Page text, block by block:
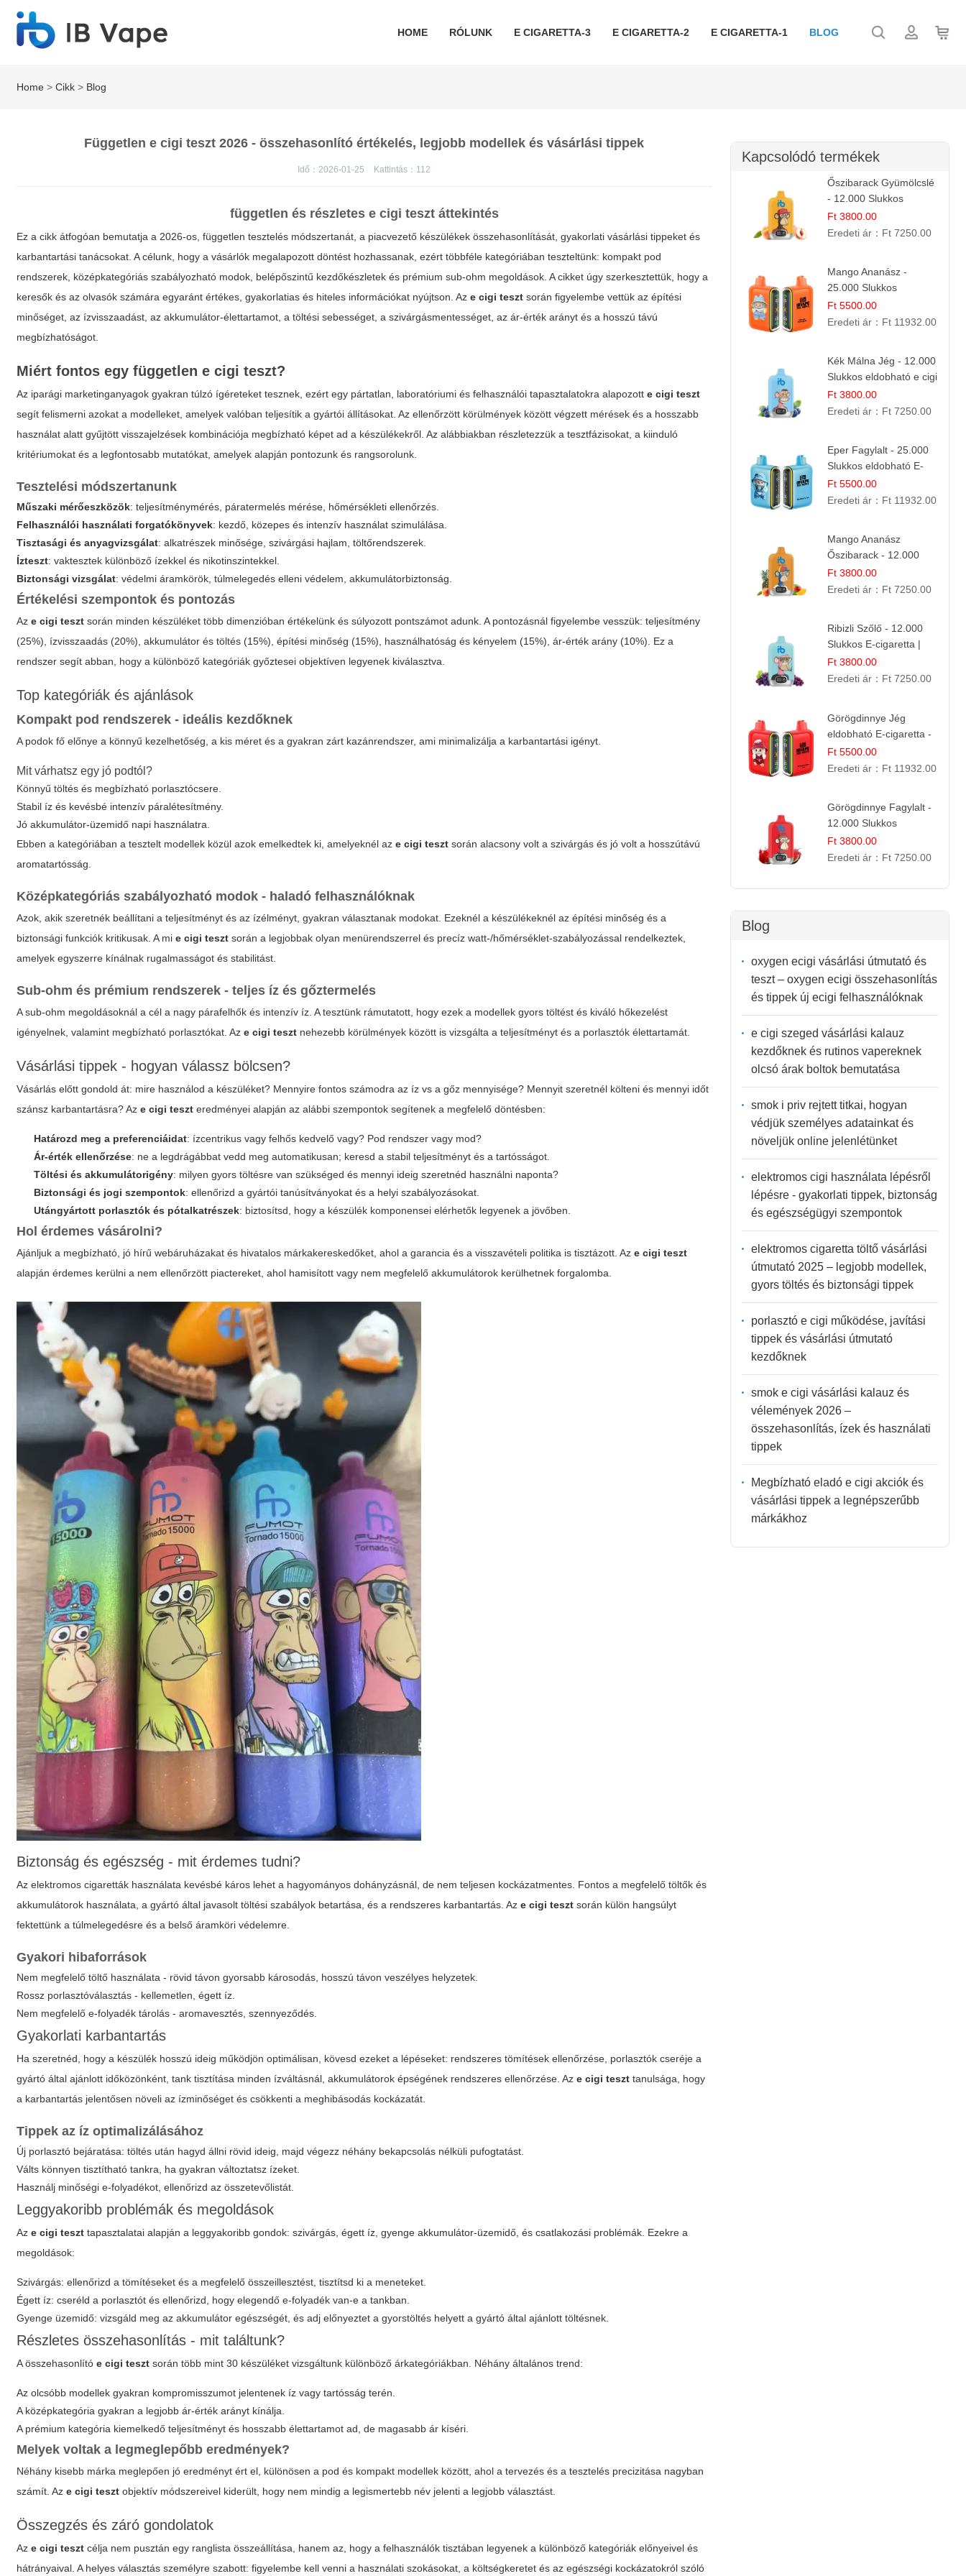
HOME RÓLUNK E CIGARETTA-3 E CIGARETTA-2 E CIGARETTA-1 BLOG
Home >Cikk > Blog
Független e cigi teszt 2026 - összehasonlító értékelés, legjobb modellek és vásárlási tippek
Idő：2026-01-25 Kattintás： 112
független és részletes e cigi tesztáttekintés
Ez a cikk átfogóan bemutatja a 2026-os, független tesztelés módszertanát, a piacvezető készülékek összehasonlítását, gyakorlati vásárlási tippeket és
karbantartási tanácsokat. A célunk, hogy a vásárlók megalapozott döntést hozhassanak, ezért többféle kategóriában teszteltünk: kompakt pod
rendszerek, középkategóriás szabályozható modok, belépőszintű kezdőkészletek és prémium sub-ohm megoldások. A cikket úgy szerkesztettük, hogy a
keresők és az olvasók számára egyaránt értékes, gyakorlatias és hiteles információkat nyújtson. Aze cigi teszt során figyelembe vettük az építési
minőséget, az ízvisszaadást, az akkumulátor-élettartamot, a töltési sebességet, a szivárgásmentességet, az ár-érték arányt és a hosszú távú
megbízhatóságot.
Miért fontos egy függetlene cigi teszt?
Az iparági marketinganyagok gyakran túlzó ígéreteket tesznek, ezért egy pártatlan, laboratóriumi és felhasználói tapasztalatokra alapozotte cigi teszt
segít felismerni azokat a modelleket, amelyek valóban teljesítik a gyártói állításokat. Az ellenőrzött körülmények között végzett mérések és a hosszabb
használat alatt gyűjtött visszajelzések kombinációja megbízható képet ad a készülékekről. Az alábbiakban részletezzük a tesztfázisokat, a kiinduló
kritériumokat és a legfontosabb mutatókat, amelyek alapján pontozunk és rangsorolunk.
Tesztelési módszertanunk
Műszaki mérőeszközök: teljesítménymérés, páratermelés mérése, hőmérsékleti ellenőrzés.
Felhasználói használati forgatókönyvek: kezdő, közepes és intenzív használat szimulálása.
Tisztasági és anyagvizsgálat: alkatrészek minősége, szivárgási hajlam, töltőrendszerek.
Ízteszt: vaktesztek különböző ízekkel és nikotinszintekkel.
Biztonsági vizsgálat: védelmi áramkörök, túlmelegedés elleni védelem, akkumulátorbiztonság.
Értékelési szempontok és pontozás
Aze cigi teszt során minden készüléket több dimenzióban értékelünk és súlyozott pontszámot adunk. A pontozásnál figyelembe vesszük: teljesítmény
(25%), ízvisszaadás (20%), akkumulátor és töltés (15%), építési minőség (15%), használhatóság és kényelem (15%), ár-érték arány (10%). Ez a
rendszer segít abban, hogy a különböző kategóriák győztesei objektíven legyenek kiválasztva.
Top kategóriák és ajánlások
Kompakt pod rendszerek - ideális kezdőknek
A podok fő előnye a könnyű kezelhetőség, a kis méret és a gyakran zárt kazánrendszer, ami minimalizálja a karbantartási igényt.
Mit várhatsz egy jó podtól?
Könnyű töltés és megbízható porlasztócsere.
Stabil íz és kevésbé intenzív páralétesítmény.
Jó akkumulátor-üzemidő napi használatra.
Ebben a kategóriában a tesztelt modellek közül azok emelkedtek ki, amelyeknél aze cigi teszt során alacsony volt a szivárgás és jó volt a hosszútávú
aromatartósság.
Középkategóriás szabályozható modok - haladó felhasználóknak
Azok, akik szeretnék beállítani a teljesítményt és az ízélményt, gyakran választanak modokat. Ezeknél a készülékeknél az építési minőség és a
biztonsági funkciók kritikusak. A mie cigi teszt során a legjobbak olyan menürendszerrel és precíz watt-/hőmérséklet-szabályozással rendelkeztek,
amelyek egyszerre kínálnak rugalmasságot és stabilitást.
Sub-ohm és prémium rendszerek - teljes íz és gőztermelés
A sub-ohm megoldásoknál a cél a nagy párafelhők és intenzív íz. A tesztünk rámutatott, hogy ezek a modellek gyors töltést és kiváló hőkezelést
igényelnek, valamint megbízható porlasztókat. Aze cigi teszt nehezebb körülmények között is vizsgálta a teljesítményt és a porlasztók élettartamát.
Vásárlási tippek - hogyan válassz bölcsen?
Vásárlás előtt gondold át: mire használod a készüléket? Mennyire fontos számodra az íz vs a gőz mennyisége? Mennyit szeretnél költeni és mennyi időt
szánsz karbantartásra? Aze cigi teszt eredményei alapján az alábbi szempontok segítenek a megfelelő döntésben:
Határozd meg a preferenciáidat: ízcentrikus vagy felhős kedvelő vagy? Pod rendszer vagy mod?
Ár-érték ellenőrzése: ne a legdrágábbat vedd meg automatikusan; keresd a stabil teljesítményt és a tartósságot.
Töltési és akkumulátorigény: milyen gyors töltésre van szükséged és mennyi ideig szeretnéd használni naponta?
Biztonsági és jogi szempontok: ellenőrizd a gyártói tanúsítványokat és a helyi szabályozásokat.
Utángyártott porlasztók és pótalkatrészek: biztosítsd, hogy a készülék komponensei elérhetők legyenek a jövőben.
Hol érdemes vásárolni?
Ajánljuk a megbízható, jó hírű webáruházakat és hivatalos márkakereskedőket, ahol a garancia és a visszavételi politika is tisztázott. Aze cigi teszt
alapján érdemes kerülni a nem ellenőrzött piactereket, ahol hamisított vagy nem megfelelő akkumulátorok kerülhetnek forgalomba.
Biztonság és egészség - mit érdemes tudni?
Az elektromos cigaretták használata kevésbé káros lehet a hagyományos dohányzásnál, de nem teljesen kockázatmentes. Fontos a megfelelő töltők és
akkumulátorok használata, a gyártó által javasolt töltési szabályok betartása, és a rendszeres karbantartás. Aze cigi teszt során külön hangsúlyt
fektettünk a túlmelegedésre és a belső áramköri védelemre.
Gyakori hibaforrások
Nem megfelelő töltő használata - rövid távon gyorsabb károsodás, hosszú távon veszélyes helyzetek.
Rossz porlasztóválasztás - kellemetlen, égett íz.
Nem megfelelő e-folyadék tárolás - aromavesztés, szennyeződés.
Gyakorlati karbantartás
Ha szeretnéd, hogy a készülék hosszú ideig működjön optimálisan, kövesd ezeket a lépéseket: rendszeres tömítések ellenőrzése, porlasztók cseréje a
gyártó által ajánlott időközönként, tank tisztítása minden ízváltásnál, akkumulátorok épségének rendszeres ellenőrzése. Aze cigi teszt tanulsága, hogy
a karbantartás jelentősen növeli az ízminőséget és csökkenti a meghibásodás kockázatát.
Tippek az íz optimalizálásához
Új porlasztó bejáratása: töltés után hagyd állni rövid ideig, majd végezz néhány bekapcsolás nélküli pufogtatást.
Válts könnyen tisztítható tankra, ha gyakran változtatsz ízeket.
Használj minőségi e-folyadékot, ellenőrizd az összetevőlistát.
Leggyakoribb problémák és megoldások
Aze cigi teszt tapasztalatai alapján a leggyakoribb gondok: szivárgás, égett íz, gyenge akkumulátor-üzemidő, és csatlakozási problémák. Ezekre a
megoldások:
Szivárgás: ellenőrizd a tömítéseket és a megfelelő összeillesztést, tisztítsd ki a meneteket.
Égett íz: cseréld a porlasztót és ellenőrizd, hogy elegendő e-folyadék van-e a tankban.
Gyenge üzemidő: vizsgáld meg az akkumulátor egészségét, és adj előnyeztet a gyorstöltés helyett a gyártó által ajánlott töltésnek.
Részletes összehasonlítás - mit találtunk?
A összehasonlítóe cigi teszt során több mint 30 készüléket vizsgáltunk különböző árkategóriákban. Néhány általános trend:
Az olcsóbb modellek gyakran kompromisszumot jelentenek íz vagy tartósság terén.
A középkategória gyakran a legjobb ár-érték arányt kínálja.
A prémium kategória kiemelkedő teljesítményt és hosszabb élettartamot ad, de magasabb ár kíséri.
Melyek voltak a legmeglepőbb eredmények?
Néhány kisebb márka meglepően jó eredményt ért el, különösen a pod és kompakt modellek között, ahol a tervezés és a tesztelés precizitása nagyban
számít. Aze cigi teszt objektív módszereivel kiderült, hogy nem mindig a legismertebb név jelenti a legjobb választást.
Összegzés és záró gondolatok
Aze cigi teszt célja nem pusztán egy ranglista összeállítása, hanem az, hogy a felhasználók tisztában legyenek a különböző kategóriák előnyeivel és
hátrányaival. A helyes választás személyre szabott: figyelembe kell venni a használati szokásokat, a költségkeretet és az egészségi kockázatokról szóló
Kapcsolódó termékek
Őszibarack Gyümölcslé
- 12.000 Slukkos
eldobható e-Cigaretta |
Friss Gyümölcs Íz
Ft 3800.00
Eredeti ár： Ft 7250.00
Mango Ananász -
25.000 Slukkos
eldobható E-cigaretta |
Trópusi Ízélmény
Ft 5500.00
Eredeti ár： Ft 11932.00
Kék Málna Jég - 12.000
Slukkos eldobható e cigi
| Frissítő Bogyós Íz
Ft 3800.00
Eredeti ár： Ft 7250.00
Eper Fagylalt - 25.000
Slukkos eldobható E-
cigaretta | Édes
Desszert Íz
Ft 5500.00
Eredeti ár： Ft 11932.00
Mango Ananász
Őszibarack - 12.000
Slukkos eldobható e-
Cigaretta
Ft 3800.00
Eredeti ár： Ft 7250.00
Ribizli Szőlő - 12.000
Slukkos E-cigaretta |
Kifinomult Gyümölcs Íz
Ft 3800.00
Eredeti ár： Ft 7250.00
Görögdinnye Jég
eldobható E-cigaretta -
25.000 Slukk | Frissítő
Nyári Íz
Ft 5500.00
Eredeti ár： Ft 11932.00
Görögdinnye Fagylalt -
12.000 Slukkos
eldobható e-Cigaretta
Ft 3800.00
Eredeti ár： Ft 7250.00
Blog
oxygen ecigi vásárlási útmutató és
teszt – oxygen ecigi összehasonlítás
és tippek új ecigi felhasználóknak
e cigi szeged vásárlási kalauz
kezdőknek és rutinos vapereknek
olcsó árak boltok bemutatása
smok i priv rejtett titkai, hogyan
védjük személyes adatainkat és
növeljük online jelenlétünket
elektromos cigi használata lépésről
lépésre - gyakorlati tippek, biztonság
és egészségügyi szempontok
elektromos cigaretta töltő vásárlási
útmutató 2025 – legjobb modellek,
gyors töltés és biztonsági tippek
porlasztó e cigi működése, javítási
tippek és vásárlási útmutató
kezdőknek
smok e cigi vásárlási kalauz és
vélemények 2026 –
összehasonlítás, ízek és használati
tippek
Megbízható eladó e cigi akciók és
vásárlási tippek a legnépszerűbb
márkákhoz